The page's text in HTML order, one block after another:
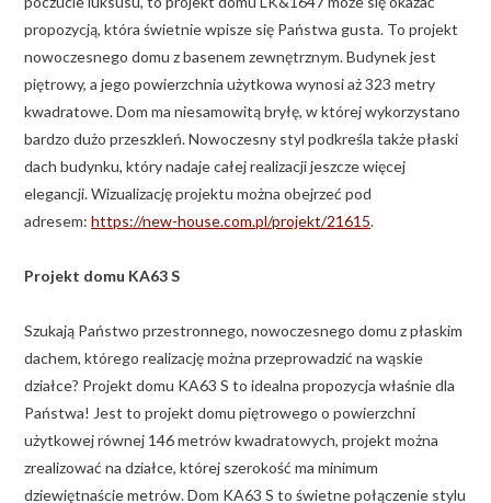
propozycją, która świetnie wpisze się Państwa gusta. To projekt
nowoczesnego domu z basenem zewnętrznym. Budynek jest
piętrowy, a jego powierzchnia użytkowa wynosi aż 323 metry
kwadratowe. Dom ma niesamowitą bryłę, w której wykorzystano
bardzo dużo przeszkleń. Nowoczesny styl podkreśla także płaski
dach budynku, który nadaje całej realizacji jeszcze więcej
elegancji. Wizualizację projektu można obejrzeć pod
adresem: https://new-house.com.pl/projekt/21615.
Projekt domu KA63 S
Szukają Państwo przestronnego, nowoczesnego domu z płaskim
dachem, którego realizację można przeprowadzić na wąskie
działce? Projekt domu KA63 S to idealna propozycja właśnie dla
Państwa! Jest to projekt domu piętrowego o powierzchni
użytkowej równej 146 metrów kwadratowych, projekt można
zrealizować na działce, której szerokość ma minimum
dziewiętnaście metrów. Dom KA63 S to świetne połączenie stylu